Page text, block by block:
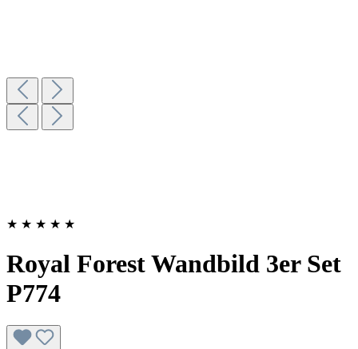
★ ★ ★ ★ ★
Royal Forest Wandbild 3er Set
P774